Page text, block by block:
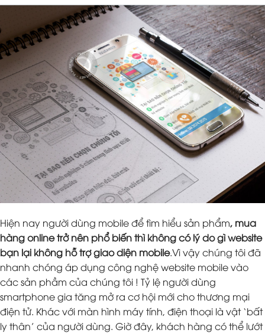
Hiện nay người dùng mobile để tìm hiểu sản phẩm, mua
hàng online trở nên phổ biến thì không có lý do gì website
bạn lại không hỗ trợ giao diện mobile.Vì vậy chúng tôi đã
nhanh chóng áp dụng công nghệ website mobile vào
các sản phầm của chúng tôi ! Tỷ lệ người dùng
smartphone gia tăng mở ra cơ hội mới cho thương mại
điện tử. Khác với màn hình máy tính, điện thoại là vật ‘bất
ly thân’ của người dùng. Giờ đây, khách hàng có thể lướt